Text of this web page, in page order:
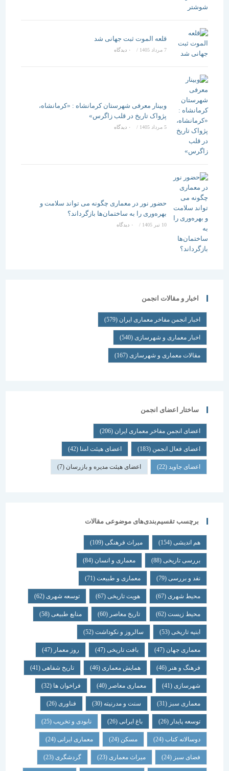
قلعه الموت ثبت جهانی شد
/ ۰ دیدگاه
وبینار معرفی شهرستان کرمانشاه : «کرمانشاه،
پژواک تاریخ در قلب زاگرس»
5 مرداد 1405 / ۰ دیدگاه
حضور نور در معماری چگونه می تواند سلامت و
بهره‌وری را به ساختمان‌ها بازگرداند؟
/ ۰ دیدگاه
اخبار و مقالات انجمن
اخبار انجمن مفاخر معماری ایران (579)
اخبار معماری و شهرسازی(540)
مقالات معماری و شهرسازی(167)
ساختار اعضای انجمن
اعضای انجمن مفاخر معماری ایران (206)
اعضای فعال انجمن(183) اعضای هیئت امنا(42)
اعضای جاوید(22) اعضای هیئت مدیره و بازرسان(7)
برچسب تقسیم‌بندی‌های موضوعی مقالات
هم اندیشی (154) میراث فرهنگی (109)
بررسی تاریخی (88) معماری و انسان (84)
نقد و بررسی (79) معماری و طبیعت (71)
محیط شهری(67) هویت تاریخی(67) توسعه شهری(62)
محیط زیست(62) تاریخ معاصر(60) منابع طبیعی(58)
ابنیه تاریخی(53) سالروز و نکوداشت(52)
معماری جهان (47) بافت تاریخی(47) روز معمار(47)
فرهنگ و هنر(46) همایش معماری (46) تاریخ شفاهی (41)
شهرسازی(41) معماری معاصر(40) فراخوان ها (32)
معماری سبز(31) سنت و مدرنیته(30) فناوری (26)
توسعه پایدار(26) باغ ایرانی(26) نابودی و تخریب(25)
دوسالانه کتاب(24) مسکن (24) معماری ایرانی(24)
فضای سبز(24) میراث معماری (23) گردشگری (23)